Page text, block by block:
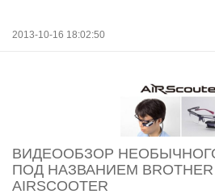
2013-10-16 18:02:50
ВИДЕООБЗОР
ПОД НАЗВАНИЕМ BROTHER
AIRSCOOTER